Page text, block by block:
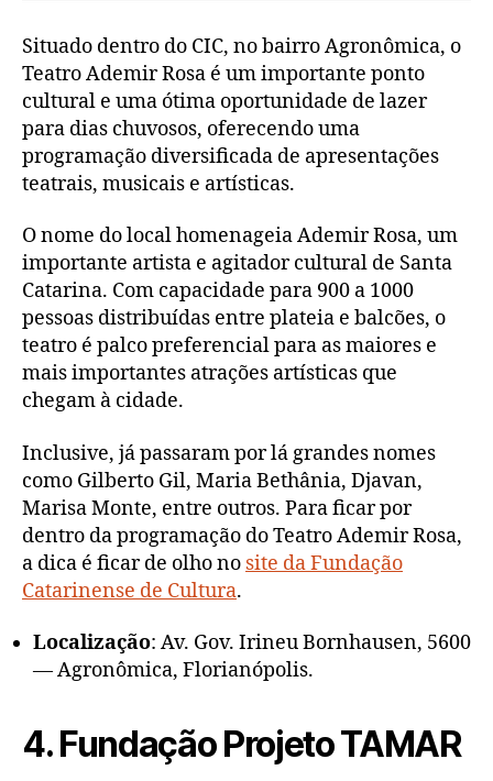
Situado dentro do CIC, no bairro Agronômica, o
Teatro Ademir Rosa é um importante ponto
cultural e uma ótima oportunidade de lazer
para dias chuvosos, oferecendo uma
programação diversificada de apresentações
teatrais, musicais e artísticas.
O nome do local homenageia Ademir Rosa, um
importante artista e agitador cultural de Santa
Catarina. Com capacidade para 900 a 1000
pessoas distribuídas entre plateia e balcões, o
teatro é palco preferencial para as maiores e
mais importantes atrações artísticas que
chegam à cidade.
Inclusive, já passaram por lá grandes nomes
como Gilberto Gil, Maria Bethânia, Djavan,
Marisa Monte, entre outros. Para ficar por
dentro da programação do Teatro Ademir Rosa,
a dica é ficar de olho no site da Fundação
Catarinense de Cultura.
Localização: Av. Gov. Irineu Bornhausen, 5600
— Agronômica, Florianópolis.
4. Fundação Projeto TAMAR